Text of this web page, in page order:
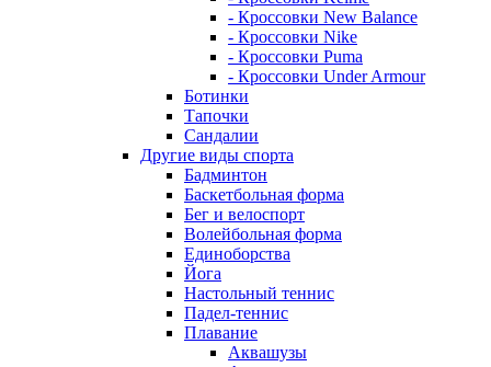
- Кроссовки New Balance
- Кроссовки Nike
- Кроссовки Puma
- Кроссовки Under Armour
Ботинки
Тапочки
Сандалии
Другие виды спорта
Бадминтон
Баскетбольная форма
Бег и велоспорт
Волейбольная форма
Единоборства
Йога
Настольный теннис
Падел-теннис
Плавание
Аквашузы